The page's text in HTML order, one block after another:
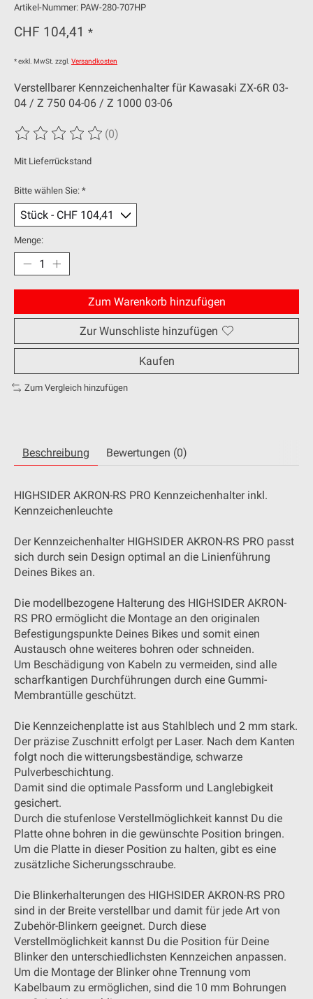
Artikel-Nummer: PAW-280-707HP
CHF 104,41 *
* exkl. MwSt. zzgl. Versandkosten
Verstellbarer Kennzeichenhalter für Kawasaki ZX-6R 03-
04 / Z 750 04-06 / Z 1000 03-06
Die Bewertung dieses Produkts ist
(0)
Mit Lieferrückstand
Bitte wählen Sie: *
Menge:
Zum Warenkorb hinzufügen
Zur Wunschliste hinzufügen
Kaufen
Zum Vergleich hinzufügen
Beschreibung Bewertungen (0)
HIGHSIDER AKRON-RS PRO Kennzeichenhalter inkl.
Kennzeichenleuchte
Der Kennzeichenhalter HIGHSIDER AKRON-RS PRO passt
sich durch sein Design optimal an die Linienführung
Deines Bikes an.
Die modellbezogene Halterung des HIGHSIDER AKRON-
RS PRO ermöglicht die Montage an den originalen
Befestigungspunkte Deines Bikes und somit einen
Austausch ohne weiteres bohren oder schneiden.
Um Beschädigung von Kabeln zu vermeiden, sind alle
scharfkantigen Durchführungen durch eine Gummi-
Membrantülle geschützt.
Die Kennzeichenplatte ist aus Stahlblech und 2 mm stark.
Der präzise Zuschnitt erfolgt per Laser. Nach dem Kanten
folgt noch die witterungsbeständige, schwarze
Pulverbeschichtung.
Damit sind die optimale Passform und Langlebigkeit
gesichert.
Durch die stufenlose Verstellmöglichkeit kannst Du die
Platte ohne bohren in die gewünschte Position bringen.
Um die Platte in dieser Position zu halten, gibt es eine
zusätzliche Sicherungsschraube.
Die Blinkerhalterungen des HIGHSIDER AKRON-RS PRO
sind in der Breite verstellbar und damit für jede Art von
Zubehör-Blinkern geeignet. Durch diese
Verstellmöglichkeit kannst Du die Position für Deine
Blinker den unterschiedlichsten Kennzeichen anpassen.
Um die Montage der Blinker ohne Trennung vom
Kabelbaum zu ermöglichen, sind die 10 mm Bohrungen